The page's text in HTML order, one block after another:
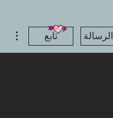
الرسالة تابع